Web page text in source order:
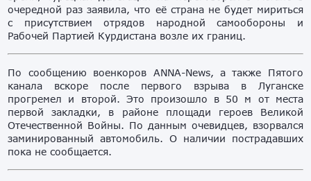
очередной раз заявила, что её страна не будет мириться
с присутствием отрядов народной самообороны и
Рабочей Партией Курдистана возле их границ.
По сообщению военкоров ANNA-News, а также Пятого
канала вскоре после первого взрыва в Луганске
прогремел и второй. Это произошло в 50 м от места
первой закладки, в районе площади героев Великой
Отечественной Войны. По данным очевидцев, взорвался
заминированный автомобиль. О наличии пострадавших
пока не сообщается.